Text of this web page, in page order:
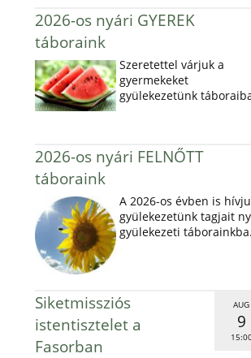
2026-os nyári GYEREK
táboraink
Szeretettel várjuk a
gyermekeket
gyülekezetünk
2026-os nyári FELNŐTT
táboraink
A 2026-os évben is
gyülekezetünk tagjait
gyülekezeti táborainkba.
AUG
9
Siketmissziós
istentisztelet a
Fasorban